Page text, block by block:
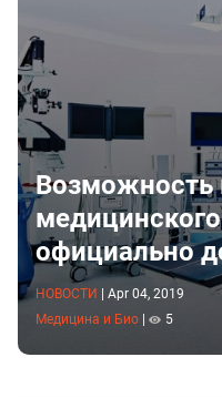
Возможность
официально
НОВОСТИ
Apr 04, 2019
Медицина и Био
5